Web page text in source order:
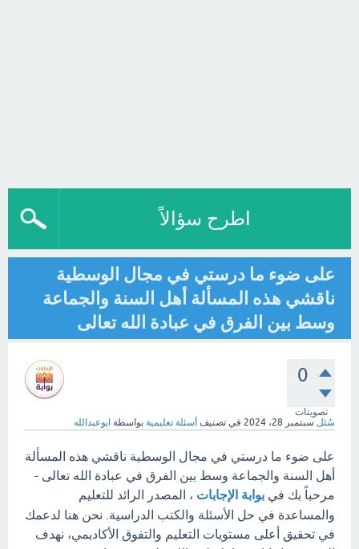
اطرح سؤالاً
على ضوء ما درستي في مجال الوسطية
ناقشي هذه المسألة أهل السنة والجماعة
وسط بين الفرق في عبادة الله تعالى
0
تصويتات
سُئل سبتمبر 28، 2024 في تصنيف أسئلة تعليمية بواسطة ابوعبدالله
على ضوء ما درستي في مجال الوسطية ناقشي هذه المسألة
أهل السنة والجماعة وسط بين الفرق في عبادة الله تعالى -
مرحباً بك في بوابة الإجابات ، المصدر الرائد للتعليم
والمساعدة في حل الأسئلة والكتب الدراسية. نحن هنا لدعمك
في تحقيق أعلى مستويات التعليم والتفوق الأكاديمي، نهدف